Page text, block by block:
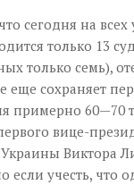
сегодня на
только 13
только семь),
еще сохраняет
примерно 60—70
вице-
Виктора
если учесть, что